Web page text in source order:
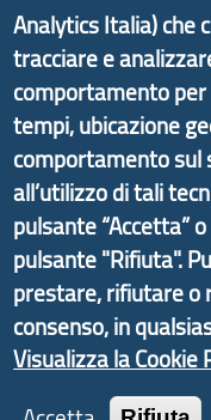
Il portale di
di Genova Città
partire dal progetto
promosso dal
Economico e
delle valli
informazioni ed
d'Area Antola-
Liguria ed ANCI
Analytics Italia) che
tracciare e
comportamento
tempi, ubicazione
comportamento sul
all’utilizzo di tali
pulsante “Accetta”
pulsante "Rifiuta".
prestare, rifiutare o
consenso, in
Visualizza la Cookie